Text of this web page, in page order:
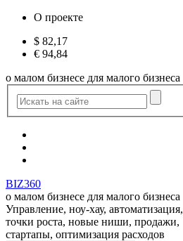
О проекте
$ 82,17
€ 94,84
о малом бизнесе для малого бизнеса
BIZ360
о малом бизнесе для малого бизнеса
Управление, ноу-хау, автоматизация,
точки роста, новые ниши, продажи,
стартапы, оптимизация расходов